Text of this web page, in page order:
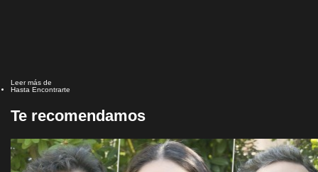
Leer más de
Hasta Encontrarte
Te recomendamos